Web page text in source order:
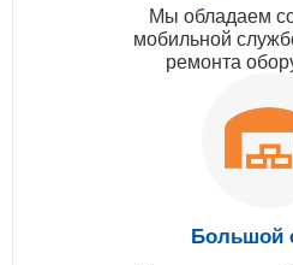
Мы обладаем
мобильной
ремонта
Большой